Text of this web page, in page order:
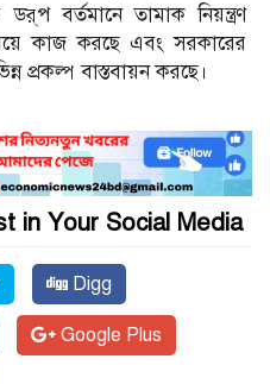
বর্তমানে তামাক নিয়ন্ত্রণ
কাজ করছে এবং সরকারের
প্রকল্প বাস্তবায়ন করছে।
in Your Social Media
Digg
Google Plus